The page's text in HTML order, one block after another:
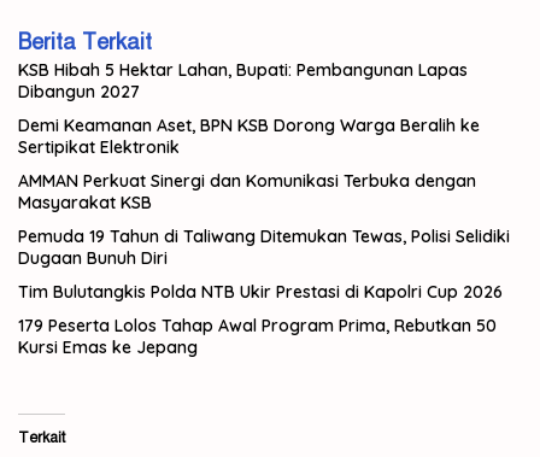
Berita Terkait
KSB Hibah 5 Hektar Lahan, Bupati: Pembangunan Lapas
Dibangun 2027
Demi Keamanan Aset, BPN KSB Dorong Warga Beralih ke
Sertipikat Elektronik
AMMAN Perkuat Sinergi dan Komunikasi Terbuka dengan
Masyarakat KSB
Pemuda 19 Tahun di Taliwang Ditemukan Tewas, Polisi Selidiki
Dugaan Bunuh Diri
Tim Bulutangkis Polda NTB Ukir Prestasi di Kapolri Cup 2026
179 Peserta Lolos Tahap Awal Program Prima, Rebutkan 50
Kursi Emas ke Jepang
Terkait